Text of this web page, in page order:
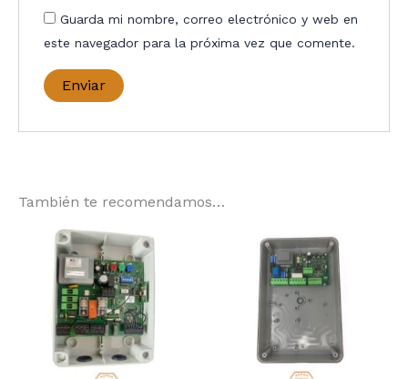
Guarda mi nombre, correo electrónico y web en
este navegador para la próxima vez que comente.
También te recomendamos…